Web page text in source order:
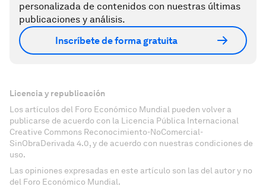
personalizada de contenidos con nuestras últimas
publicaciones y análisis.
Inscríbete de forma gratuita
Licencia y republicación
Los artículos del Foro Económico Mundial pueden volver a
publicarse de acuerdo con la Licencia Pública Internacional
Creative Commons Reconocimiento-NoComercial-
SinObraDerivada 4.0, y de acuerdo con nuestras condiciones de
uso.
Las opiniones expresadas en este artículo son las del autor y no
del Foro Económico Mundial.